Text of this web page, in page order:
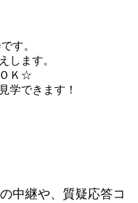
す。
します。
Ｋ☆
学できます！
中継や、質疑応答コ